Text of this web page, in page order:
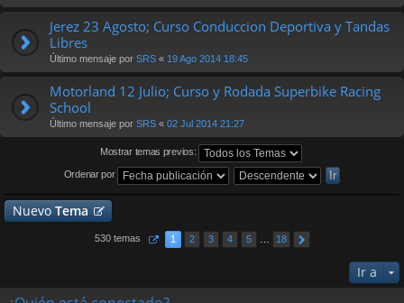
Jerez 23 Agosto; Curso Conduccion Deportiva y Tandas
Libres
Último mensaje por SRS « 19 Ago 2014 18:45
Motorland 12 Julio; Curso y Rodada Superbike Racing
School
Último mensaje por SRS « 02 Jul 2014 21:27
Mostrar temas previos:
Ordenar por
Nuevo Tema
530 temas 1 2 3 4 5 18
Ir a